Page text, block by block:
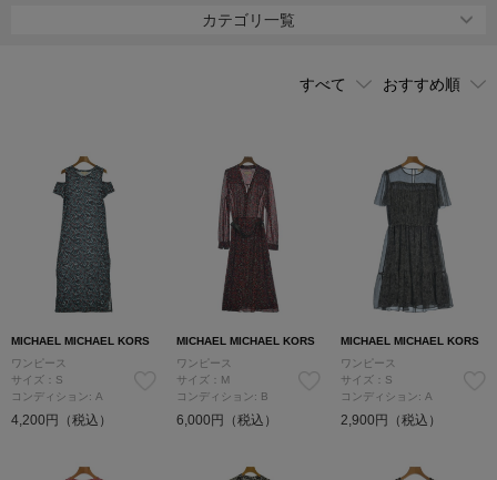
カテゴリ一覧
MICHAEL MICHAEL KORS
ワンピース
サイズ：S
コンディション: A
4,200円（税込）
MICHAEL MICHAEL KORS
ワンピース
サイズ：M
コンディション: B
6,000円（税込）
MICHAEL MICHAEL KORS
ワンピース
サイズ：S
コンディション: A
2,900円（税込）